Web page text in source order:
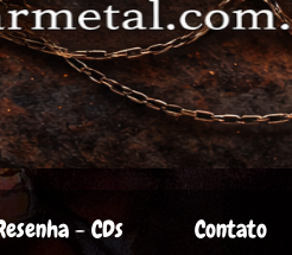
- CDs Contato